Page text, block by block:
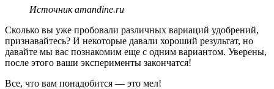
Источник amandine.ru
Сколько вы уже пробовали различных вариаций удобрений,
признавайтесь? И некоторые давали хороший результат, но
давайте мы вас познакомим еще с одним вариантом. Уверены,
после этого ваши эксперименты закончатся!
Все, что вам понадобится — это мел!